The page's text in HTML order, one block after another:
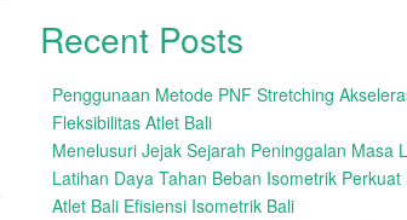
Recent Posts
Penggunaan Metode PNF Stretching
Fleksibilitas Atlet Bali
Menelusuri Jejak Sejarah Peninggalan Masa
Latihan Daya Tahan Beban Isometrik Perkuat
Atlet Bali Efisiensi Isometrik Bali